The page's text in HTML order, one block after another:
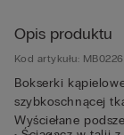
Opis produktu
Kod artykułu:
Bokserki
szybkoschnącej
Wyściełane